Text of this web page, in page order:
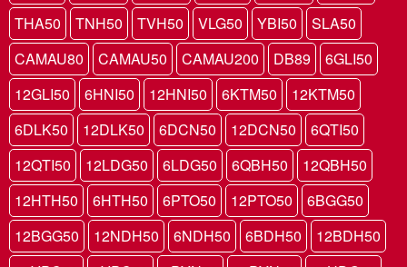
THA50
TNH50 TVH50 VLG50 YBI50
SLA50
CAMAU80
CAMAU50 CAMAU200 DB89
6GLI50
12GLI50
6HNI50 12HNI50 6KTM50
12KTM50
6DLK50
12DLK50 6DCN50 12DCN50
6QTI50
12QTI50
12LDG50 6LDG50 6QBH50
12QBH50
12HTH50
6HTH50 6PTO50 12PTO50
6BGG50
12BGG50
12NDH50 6NDH50 6BDH50
12BDH50